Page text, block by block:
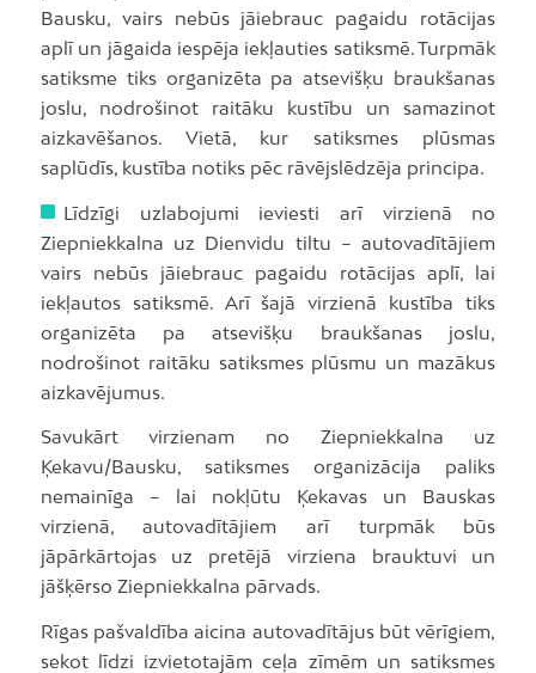
Bausku, vairs nebūs jāiebrauc pagaidu rotācijas
aplī un jāgaida iespēja iekļauties satiksmē. Turpmāk
satiksme tiks organizēta pa atsevišķu braukšanas
joslu, nodrošinot raitāku kustību un samazinot
aizkavēšanos. Vietā, kur satiksmes plūsmas
saplūdīs, kustība notiks pēc rāvējslēdzēja principa.
Līdzīgi uzlabojumi ieviesti arī virzienā no
Ziepniekkalna uz Dienvidu tiltu – autovadītājiem
vairs nebūs jāiebrauc pagaidu rotācijas aplī, lai
iekļautos satiksmē. Arī šajā virzienā kustība tiks
organizēta pa atsevišķu braukšanas joslu,
nodrošinot raitāku satiksmes plūsmu un mazākus
aizkavējumus.
Savukārt virzienam no Ziepniekkalna uz
Ķekavu/Bausku, satiksmes organizācija paliks
nemainīga – lai nokļūtu Ķekavas un Bauskas
virzienā, autovadītājiem arī turpmāk būs
jāpārkārtojas uz pretējā virziena brauktuvi un
jāšķērso Ziepniekkalna pārvads.
Rīgas pašvaldība aicina autovadītājus būt vērīgiem,
sekot līdzi izvietotajām ceļa zīmēm un satiksmes